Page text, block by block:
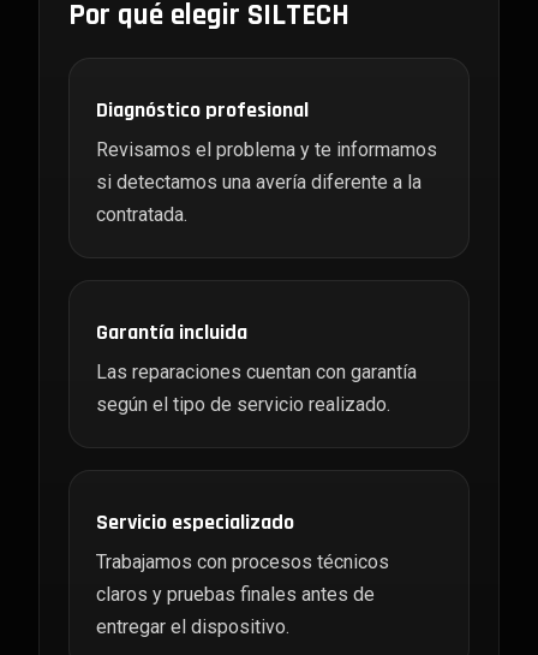
Por qué elegir SILTECH
Diagnóstico profesional
Revisamos el problema y te informamos
si detectamos una avería diferente a la
contratada.
Garantía incluida
Las reparaciones cuentan con garantía
según el tipo de servicio realizado.
Servicio especializado
Trabajamos con procesos técnicos
claros y pruebas finales antes de
entregar el dispositivo.